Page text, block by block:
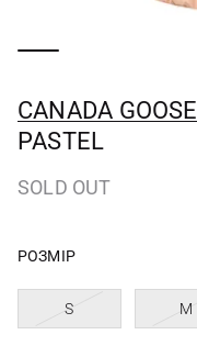
CANADA GOOSE
PASTEL
SOLD OUT
РОЗМІР
S M